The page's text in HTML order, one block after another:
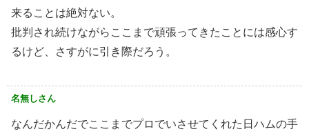
来ることは絶対ない。
批判され続けながらここまで頑張ってきたことには感心す
るけど、さすがに引き際だろう。
名無しさん
なんだかんだでここまでプロでいさせてくれた日ハムの手